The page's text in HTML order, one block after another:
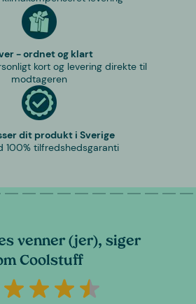
- ordnet og klart
kort og levering direkte til
modtageren
dit produkt i Sverige
100% tilfredshedsgaranti
venner (jer), siger
Coolstuff